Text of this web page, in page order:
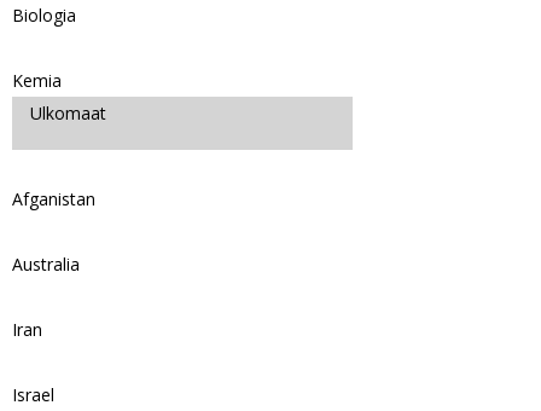
Biologia
Kemia
Ulkomaat
Afganistan
Australia
Iran
Israel